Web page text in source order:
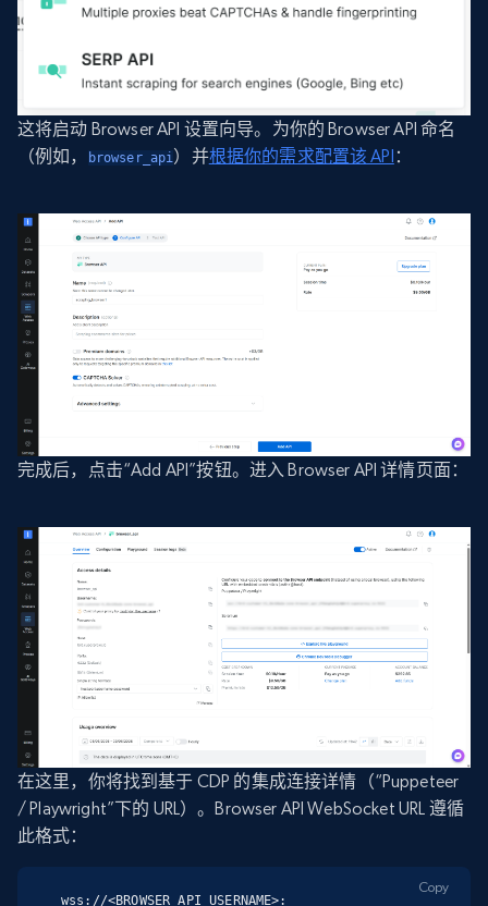
这将启动 Browser API 设置向导。为你的 Browser API 命名
（例如，
browser_api）并根据你的需求配置该 API ：
完成后，点击“Add API”按钮。进入 Browser API 详情页面：
在这里，你将找到基于 CDP 的集成连接详情（“Puppeteer
/ Playwright”下的 URL）。Browser API WebSocket URL 遵循
此格式：
wss://<BROWSER_API_USERNAME>:
Copy